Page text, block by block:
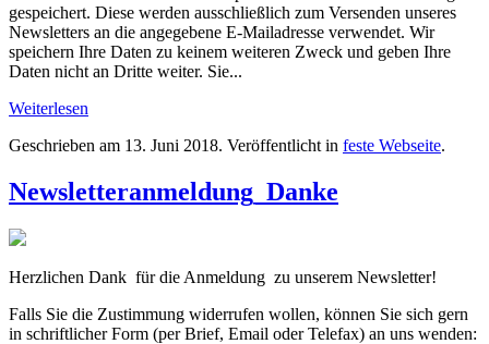
gespeichert. Diese werden ausschließlich zum Versenden unseres
Newsletters an die angegebene E-Mailadresse verwendet. Wir
speichern Ihre Daten zu keinem weiteren Zweck und geben Ihre
Daten nicht an Dritte weiter. Sie...
Weiterlesen
Geschrieben am 13. Juni 2018. Veröffentlicht in feste Webseite.
Newsletteranmeldung_Danke
Herzlichen Dank für die Anmeldung zu unserem Newsletter!
Falls Sie die Zustimmung widerrufen wollen, können Sie sich gern
in schriftlicher Form (per Brief, Email oder Telefax) an uns wenden: